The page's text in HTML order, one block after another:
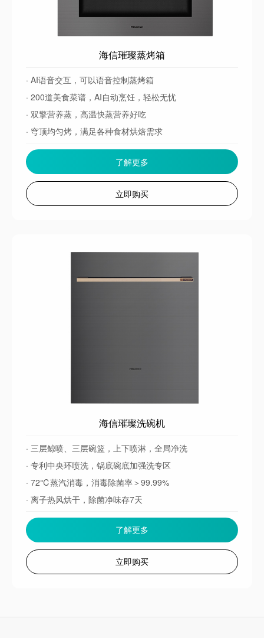
海信璀璨蒸烤箱
· AI语音交互，可以语音控制蒸烤箱
· 200道美食菜谱，AI自动烹饪，轻松无忧
· 双擎营养蒸，高温快蒸营养好吃
· 穹顶均匀烤，满足各种食材烘焙需求
了解更多
立即购买
海信璀璨洗碗机
· 三层鲸喷、三层碗篮，上下喷淋，全局净洗
· 专利中央环喷洗，锅底碗底加强洗专区
· 72℃蒸汽消毒，消毒除菌率＞99.99%
· 离子热风烘干，除菌净味存7天
· 1级水效、中家院首批1级保管认证，健康存储
了解更多
立即购买